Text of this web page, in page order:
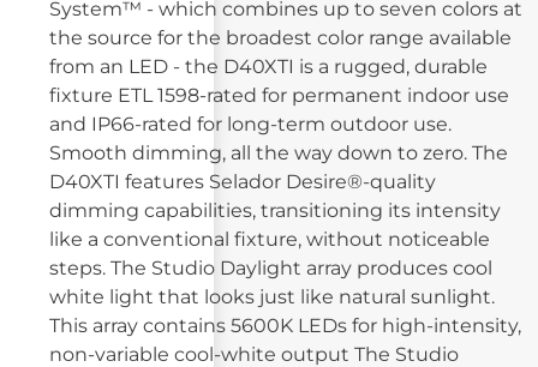
System™ - which combines up to seven colors at
the source for the broadest color range available
from an LED - the D40XTI is a rugged, durable
fixture ETL 1598-rated for permanent indoor use
and IP66-rated for long-term outdoor use.
Smooth dimming, all the way down to zero. The
D40XTI features Selador Desire®-quality
dimming capabilities, transitioning its intensity
like a conventional fixture, without noticeable
steps. The Studio Daylight array produces cool
white light that looks just like natural sunlight.
This array contains 5600K LEDs for high-intensity,
non-variable cool-white output The Studio